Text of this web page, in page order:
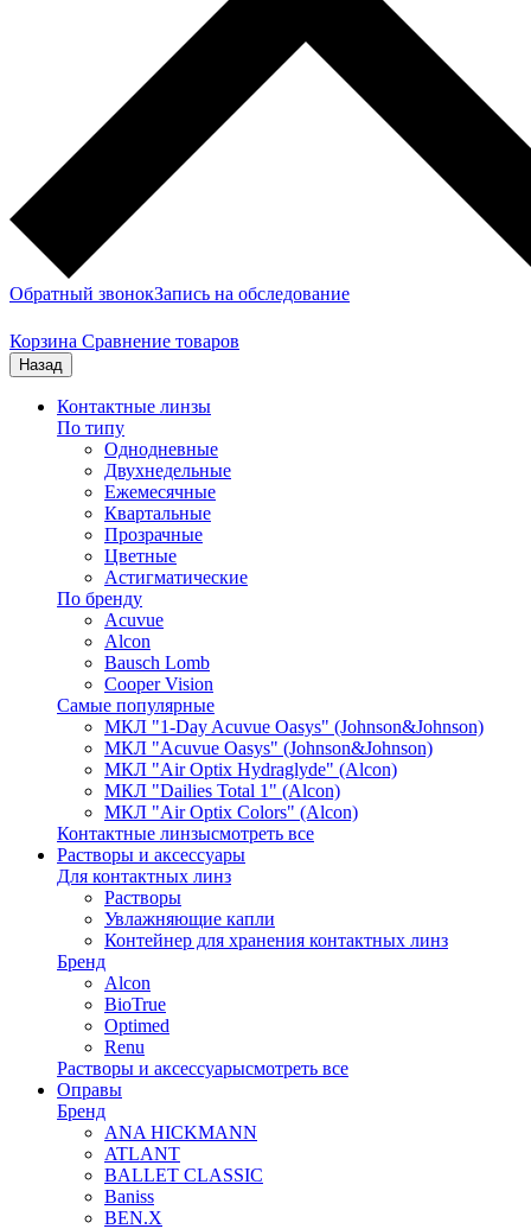
Обратный звонокЗапись на обследование
Корзина Сравнение товаров
Назад
Контактные линзы
По типу
Однодневные
Двухнедельные
Ежемесячные
Квартальные
Прозрачные
Цветные
Астигматические
По бренду
Acuvue
Alcon
Bausch Lomb
Cooper Vision
Самые популярные
МКЛ "1-Day Acuvue Oasys" (Johnson&Johnson)
МКЛ "Acuvue Oasys" (Johnson&Johnson)
МКЛ "Air Optix Hydraglyde" (Alcon)
МКЛ "Dailies Total 1" (Alcon)
МКЛ "Air Optix Colors" (Alcon)
Контактные линзысмотреть все
Растворы и аксессуары
Для контактных линз
Растворы
Увлажняющие капли
Контейнер для хранения контактных линз
Бренд
Alcon
BioTrue
Optimed
Renu
Растворы и аксессуарысмотреть все
Оправы
Бренд
ANA HICKMANN
ATLANT
BALLET CLASSIC
Baniss
BEN.X